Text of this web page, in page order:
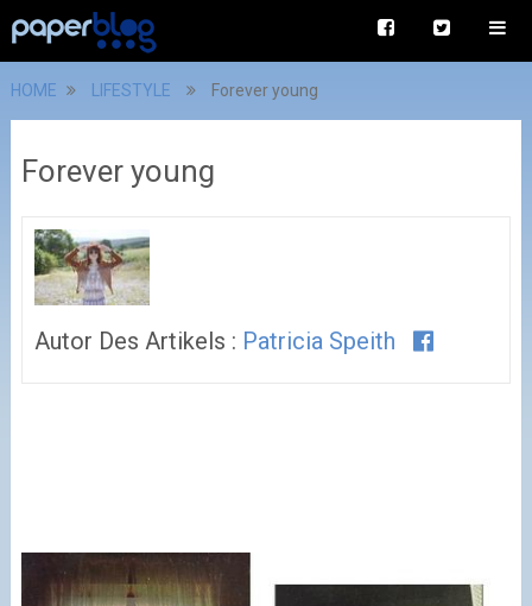
HOME LIFESTYLE Forever young
Forever young
Autor Des Artikels : Patricia Speith